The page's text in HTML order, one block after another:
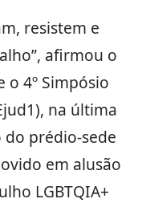
resistem e
afirmou o
o 4º Simpósio
na última
prédio-sede
em alusão
LGBTQIA+